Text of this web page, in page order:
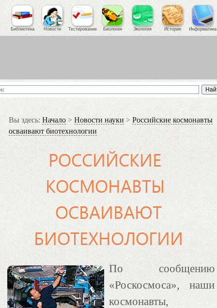
Библиотека Новости Тестирование Биология Экология История Информатика
Вы здесь: Начало >Новости науки>Российские космонавты
осваивают биотехнологии
РОССИЙСКИЕ
КОСМОНАВТЫ
ОСВАИВАЮТ
БИОТЕХНОЛОГИИ
По сообщению
«Роскосмоса», наши
космонавты,